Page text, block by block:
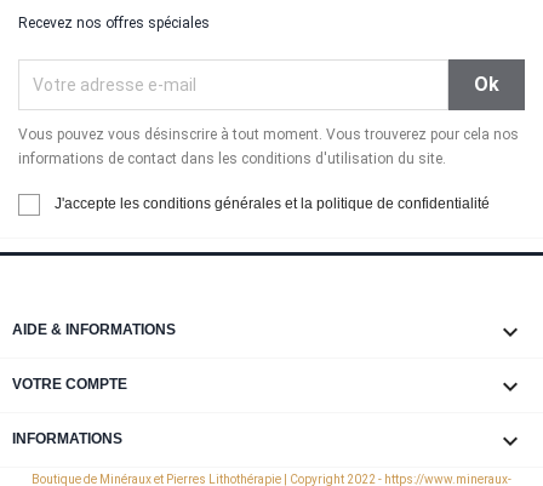
Recevez nos offres spéciales
Vous pouvez vous désinscrire à tout moment. Vous trouverez pour cela nos
informations de contact dans les conditions d'utilisation du site.
J'accepte les conditions générales et la politique de confidentialité
AIDE & INFORMATIONS 
VOTRE COMPTE 
INFORMATIONS keyboard_arrow_down
Boutique de Minéraux et Pierres Lithothérapie | Copyright 2022 - https://www.mineraux-